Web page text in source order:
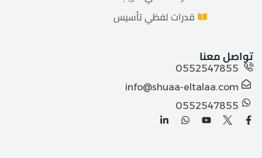
قدرات لفظي تأسيس
تواصل معنا
0552547855
info@shuaa-eltalaa.com
0552547855